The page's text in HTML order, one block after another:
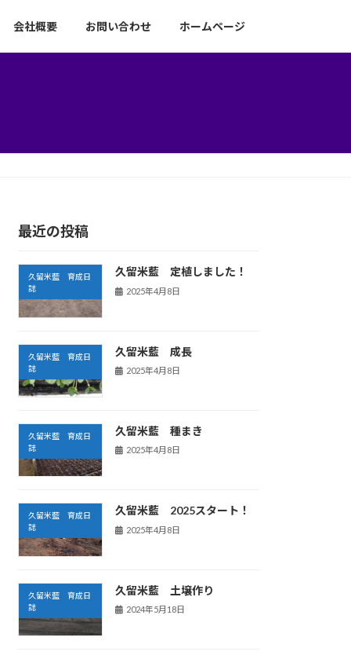
会社概要 お問い合わせ ホームページ
最近の投稿
久留米藍 育成日
誌
久留米藍 定植しました！
2025年4月8日
久留米藍 育成日
誌
久留米藍 成長
2025年4月8日
久留米藍 育成日
誌
久留米藍 種まき
2025年4月8日
久留米藍 育成日
誌
久留米藍 2025スタート！
2025年4月8日
久留米藍 育成日
誌
久留米藍 土壌作り
2024年5月18日